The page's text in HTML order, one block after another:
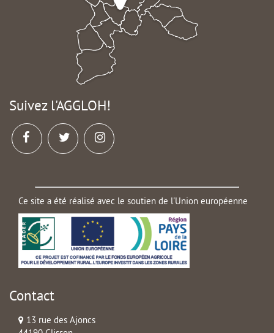
Suivez l'AGGLOH!
Ce site a été réalisé avec le soutien de l'Union européenne
Contact
13 rue des Ajoncs